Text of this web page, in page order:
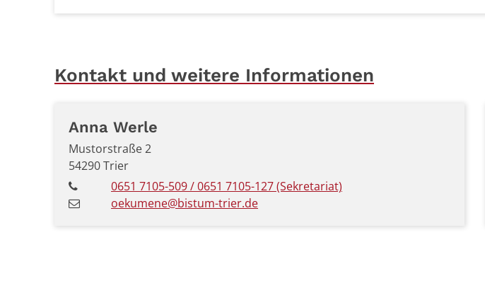
Kontakt und weitere Informationen
Anna Werle
Mustorstraße 2
54290Trier
0651 7105-509 / 0651 7105-127 (Sekretariat)
oekumene@bistum-trier.de